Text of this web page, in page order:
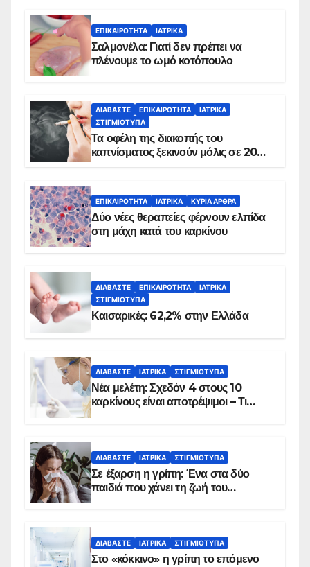
ΕΠΙΚΑΙΡΌΤΗΤΑ ΙΑΤΡΙΚΆ
Σαλμονέλα: Γιατί δεν πρέπει να
πλένουμε το ωμό κοτόπουλο
ΔΙΑΒΆΣΤΕ ΕΠΙΚΑΙΡΌΤΗΤΑ
ΙΑΤΡΙΚΆ
ΣΤΙΓΜΙΌΤΥΠΑ
Τα οφέλη της διακοπής του
καπνίσματος ξεκινούν μόλις σε 20
ΕΠΙΚΑΙΡΌΤΗΤΑ ΙΑΤΡΙΚΆ ΚΥΡΙΑ ΑΡΘΡΑ
Δύο νέες θεραπείες φέρνουν ελπίδα
στη μάχη κατά του καρκίνου
ΔΙΑΒΆΣΤΕ ΕΠΙΚΑΙΡΌΤΗΤΑ
ΙΑΤΡΙΚΆ
ΣΤΙΓΜΙΌΤΥΠΑ
Καισαρικές: 62,2% στην Ελλάδα
ΔΙΑΒΆΣΤΕ ΙΑΤΡΙΚΆ ΣΤΙΓΜΙΌΤΥΠΑ
Νέα μελέτη: Σχεδόν 4 στους 10
καρκίνους είναι αποτρέψιμοι – Τι
ΔΙΑΒΆΣΤΕ ΙΑΤΡΙΚΆ ΣΤΙΓΜΙΌΤΥΠΑ
Σε έξαρση η γρίπη: Ένα στα δύο
παιδιά που χάνει τη ζωή του
ΔΙΑΒΆΣΤΕ ΙΑΤΡΙΚΆ ΣΤΙΓΜΙΌΤΥΠΑ
Στο «κόκκινο» η γρίπη το επόμενο